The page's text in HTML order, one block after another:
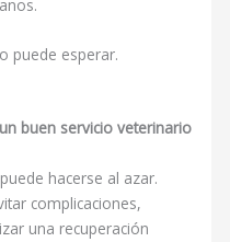
puede esperar.
buen servicio veterinario
hacerse al azar.
complicaciones,
una recuperación